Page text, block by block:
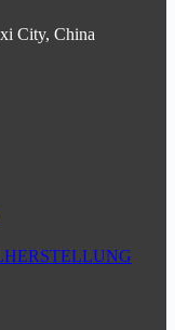
in Kraftwerken
City, China